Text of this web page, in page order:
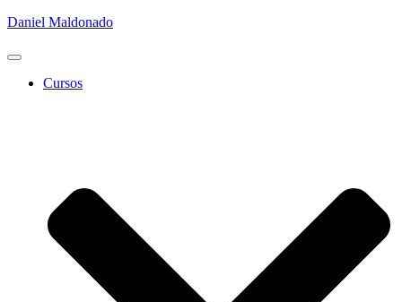
Daniel Maldonado
Cambiar
Cursos